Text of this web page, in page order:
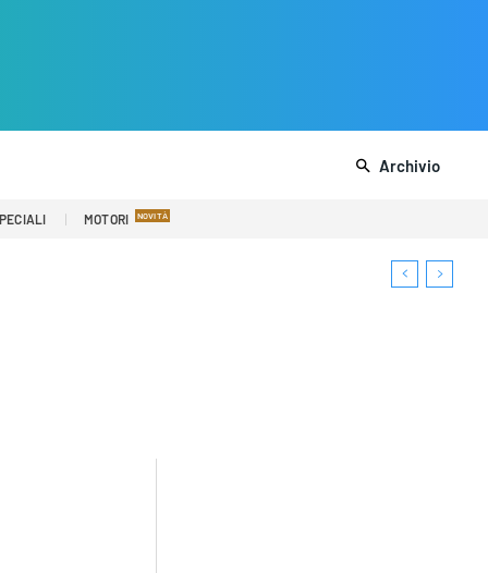
Archivio
MOTORI